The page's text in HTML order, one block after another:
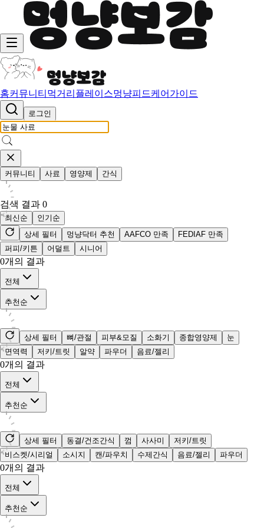
홈커뮤니티 먹거리 플레이스멍냥피드케어가이드
로그인
커뮤니티 사료 영양제 간식
검색 결과 0
최신순
인기순
상세 필터
멍냥닥터 추천 AAFCO 만족
FEDIAF 만족
퍼피/키튼
어덜트 시니어
0개의 결과
전체
추천순
상세 필터 뼈/관절 피부&모질 소화기 종합영양제
눈
면역력
저키/트릿 알약 파우더 음료/젤리
0개의 결과
전체
추천순
상세 필터 동결/건조간식 껌 사사미
저키/트릿
비스켓/시리얼
소시지 캔/파우치 수제간식 음료/젤리 파우더
0개의 결과
전체
추천순